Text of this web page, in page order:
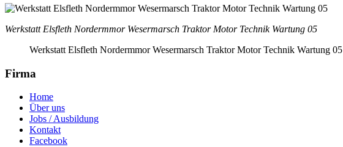
Werkstatt Elsfleth Nordermmor Wesermarsch Traktor Motor Technik Wartung 05
Werkstatt Elsfleth Nordermmor Wesermarsch Traktor Motor Technik Wartung 05
Firma
Home
Über uns
Jobs / Ausbildung
Kontakt
Facebook